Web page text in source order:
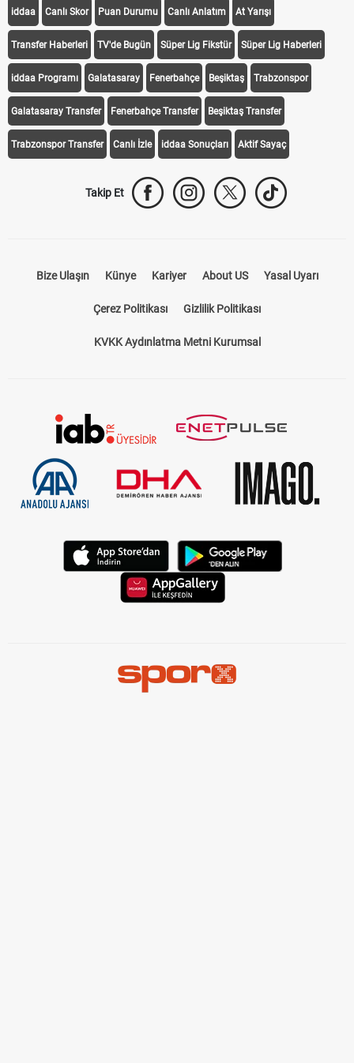
iddaa Canlı Skor Puan Durumu Canlı Anlatım At Yarışı
Transfer Haberleri TV'de Bugün Süper Lig Fikstür Süper Lig Haberleri
iddaa Programı Galatasaray Fenerbahçe Beşiktaş Trabzonspor
Galatasaray Transfer Fenerbahçe Transfer Beşiktaş Transfer
Trabzonspor Transfer Canlı İzle iddaa Sonuçları Aktif Sayaç
Takip Et
Bize Ulaşın Künye Kariyer About US Yasal Uyarı
Çerez Politikası Gizlilik Politikası
KVKK Aydınlatma Metni Kurumsal